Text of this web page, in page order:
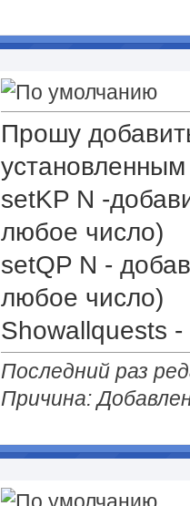
Прошу
setKP N -
любое число)
setQP N -
любое число)
Showallquests -
Последний раз
Причина: